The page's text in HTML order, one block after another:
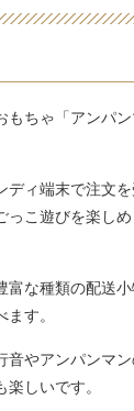
もちゃ「アンパン
ディ端末で注文を
っこ遊びを楽し
富な種類の配送
す。
音やアンパンマン
しいです。